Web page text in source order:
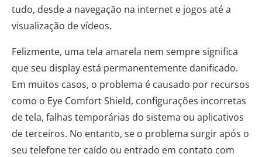
tudo, desde a navegação na internet e jogos até a
visualização de vídeos.
Felizmente, uma tela amarela nem sempre significa
que seu display está permanentemente danificado.
Em muitos casos, o problema é causado por recursos
como o Eye Comfort Shield, configurações incorretas
de tela, falhas temporárias do sistema ou aplicativos
de terceiros. No entanto, se o problema surgir após o
seu telefone ter caído ou entrado em contato com